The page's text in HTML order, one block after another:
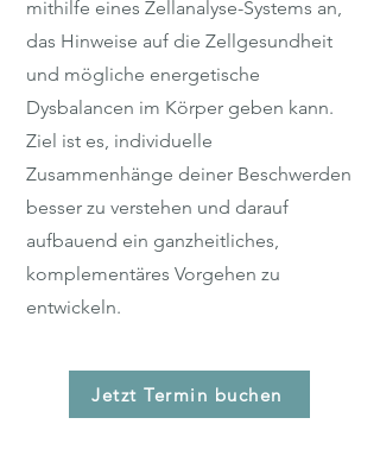
mithilfe eines Zellanalyse-Systems an,
das Hinweise auf die Zellgesundheit
und mögliche energetische
Dysbalancen im Körper geben kann.
Ziel ist es, individuelle
Zusammenhänge deiner Beschwerden
besser zu verstehen und darauf
aufbauend ein ganzheitliches,
komplementäres Vorgehen zu
entwickeln.
Jetzt Termin buchen